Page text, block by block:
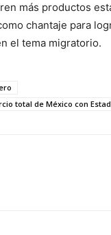
más productos
chantaje para
el tema migratorio.
total de México con